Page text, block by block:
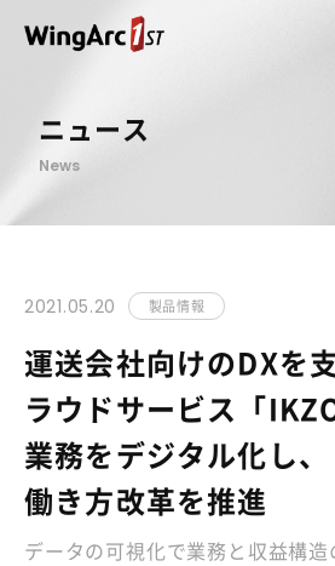
ニュース
News
2021.05.20 製品情報
運送会社向けのDXを
ラウドサービス「
業務をデジタル化し
働き方改革を推進
データの可視化で業務と収益構